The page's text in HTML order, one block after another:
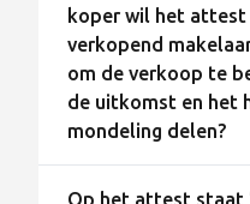
koper wil het attest
verkopend
om de verkoop te
de uitkomst en het
mondeling delen?
Op het attest staat